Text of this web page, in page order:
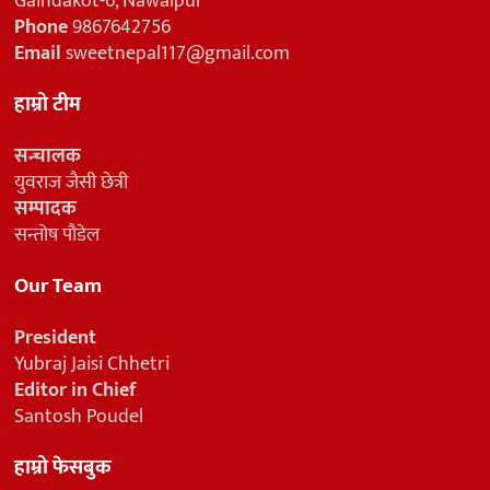
Phone9867642756
Emailsweetnepal117@gmail.com
हाम्रो टीम
सन्चालक
युवराज जैसी छेत्री
सम्पादक
सन्तोष पौडेल
Our Team
President
Yubraj Jaisi Chhetri
Editor in Chief
Santosh Poudel
हाम्रो फेसबुक